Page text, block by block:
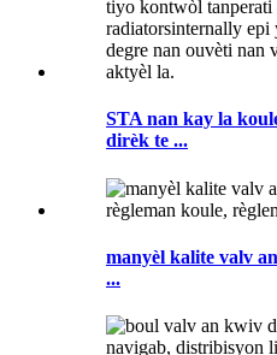
STA nan kay la
dirèk te ...
manyèl kalite valv
...